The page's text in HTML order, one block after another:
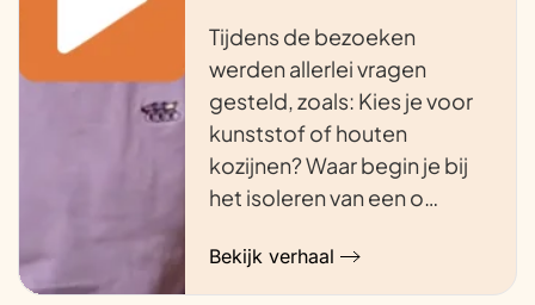
Tijdens de bezoeken
werden allerlei vragen
gesteld, zoals: Kies je voor
kunststof of houten
kozijnen? Waar begin je bij
het isoleren van een o…
Bekijk verhaal